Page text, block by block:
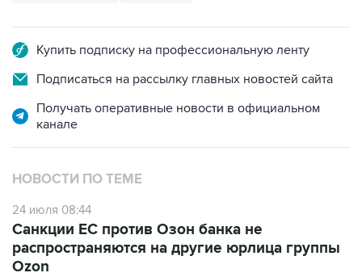
Купить подписку на профессиональную ленту
Подписаться на рассылку главных новостей сайта
Получать оперативные новости в официальном
канале
НОВОСТИ ПО ТЕМЕ
24 июля 08:44
Санкции ЕС против Озон банка не
распространяются на другие юрлица группы
Ozon